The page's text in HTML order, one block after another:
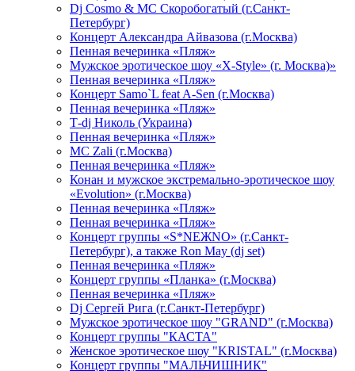
Dj Cosmo & МС Скоробогатый (г.Санкт-
Петербург)
Концерт Александра Айвазова (г.Москва)
Пенная вечеринка «Пляж»
Мужское эротическое шоу «X-Style» (г. Москва)»
Пенная вечеринка «Пляж»
Концерт Samo`L feat A-Sen (г.Москва)
Пенная вечеринка «Пляж»
Т-dj Николь (Украина)
Пенная вечеринка «Пляж»
МС Zali (г.Москва)
Пенная вечеринка «Пляж»
Конан и мужское экстремально-эротическое шоу
«Evolution» (г.Москва)
Пенная вечеринка «Пляж»
Пенная вечеринка «Пляж»
Концерт группы «S*NEЖNO» (г.Санкт-
Петербург), а также Ron May (dj set)
Пенная вечеринка «Пляж»
Концерт группы «Планка» (г.Москва)
Пенная вечеринка «Пляж»
Dj Сергей Рига (г.Санкт-Петербург)
Мужское эротическое шоу "GRAND" (г.Москва)
Концерт группы "КАСТА"
Женское эротическое шоу "KRISTAL" (г.Москва)
Концерт группы "МАЛЬЧИШНИК"